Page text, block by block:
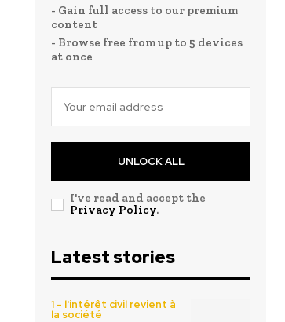
- Gain full access to our premium
content
- Browse free from up to 5 devices
at once
UNLOCK ALL
I've read and accept the
Privacy Policy.
Latest stories
1 - l'intérêt civil revient à
la société